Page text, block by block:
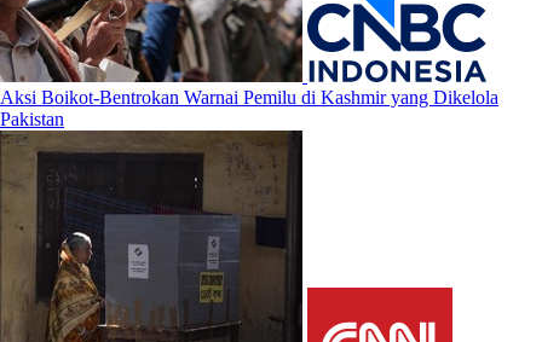
Aksi Boikot-Bentrokan Warnai Pemilu di Kashmir yang Dikelola
Pakistan